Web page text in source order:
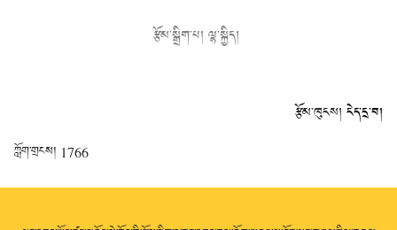
རྩོམ་སྒྲིག་པ། ལྷ་སྐྱིད།
རྩོམ་ཁུངས། ངེད་དྲ་བ།
ཀློག་གྲངས། 1766